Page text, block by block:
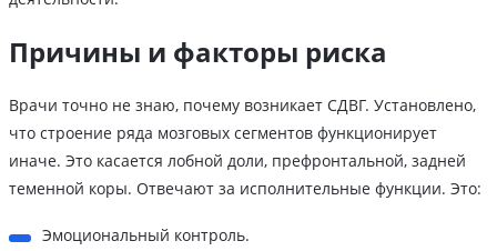
Причины и факторы риска
Врачи точно не знаю, почему возникает СДВГ. Установлено,
что строение ряда мозговых сегментов функционирует
иначе. Это касается лобной доли, префронтальной, задней
теменной коры. Отвечают за исполнительные функции. Это:
Эмоциональный контроль.